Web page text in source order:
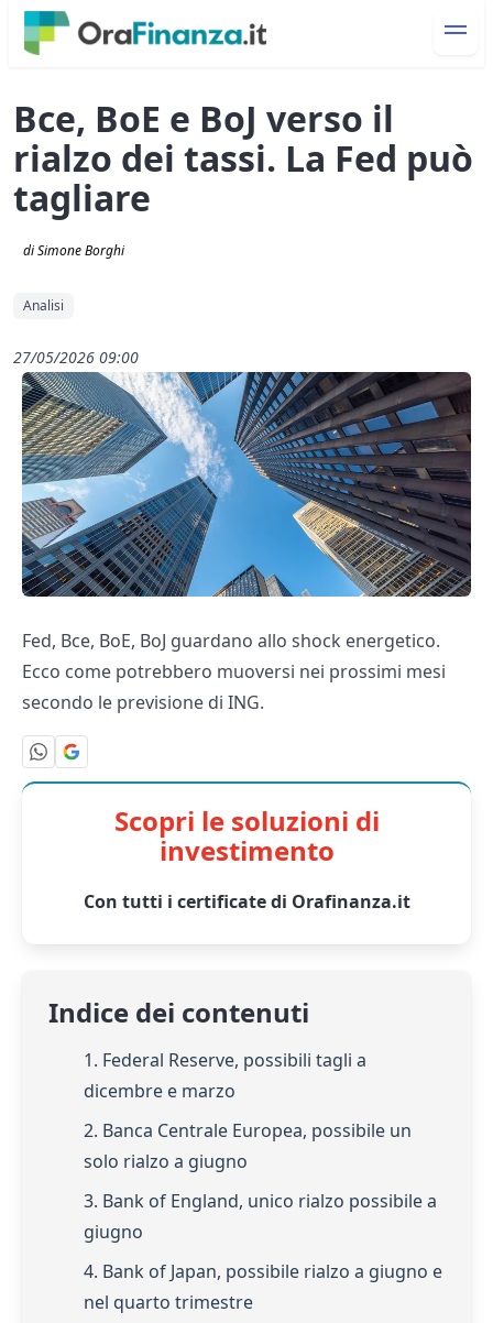
Bce, BoE e BoJ verso il
rialzo dei tassi. La Fed può
tagliare
di Simone Borghi
Analisi
27/05/2026 09:00
Fed, Bce, BoE, BoJ guardano allo shock energetico.
Ecco come potrebbero muoversi nei prossimi mesi
secondo le previsione di ING.
Scopri le soluzioni di
investimento
Con tutti i certificate di Orafinanza.it
Indice dei contenuti
1. Federal Reserve, possibili tagli a
dicembre e marzo
2. Banca Centrale Europea, possibile un
solo rialzo a giugno
3. Bank of England, unico rialzo possibile a
giugno
4. Bank of Japan, possibile rialzo a giugno e
nel quarto trimestre